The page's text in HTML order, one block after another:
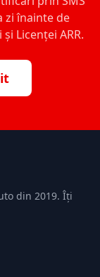
zi înainte de
Licenței ARR.
din 2019. Îți